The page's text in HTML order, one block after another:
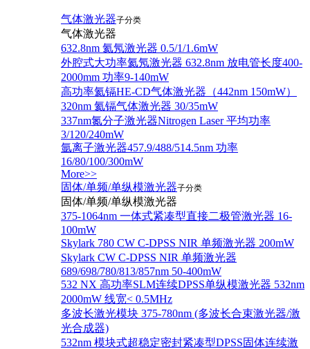
气体激光器子分类
气体激光器
632.8nm 氦氖激光器 0.5/1/1.6mW
外腔式大功率氦氖激光器 632.8nm 放电管长度400-
2000mm 功率9-140mW
高功率氦镉HE-CD气体激光器（442nm 150mW）
320nm 氦镉气体激光器 30/35mW
337nm氮分子激光器Nitrogen Laser 平均功率
3/120/240mW
氩离子激光器457.9/488/514.5nm 功率
16/80/100/300mW
More>>
固体/单频/单纵模激光器子分类
固体/单频/单纵模激光器
375-1064nm 一体式紧凑型直接二极管激光器 16-
100mW
Skylark 780 CW C-DPSS NIR 单频激光器 200mW
Skylark CW C-DPSS NIR 单频激光器
689/698/780/813/857nm 50-400mW
532 NX 高功率SLM连续DPSS单纵模激光器 532nm
2000mW 线宽< 0.5MHz
多波长激光模块 375-780nm (多波长合束激光器/激
光合成器)
532nm 模块式超稳定密封紧凑型DPSS固体连续激